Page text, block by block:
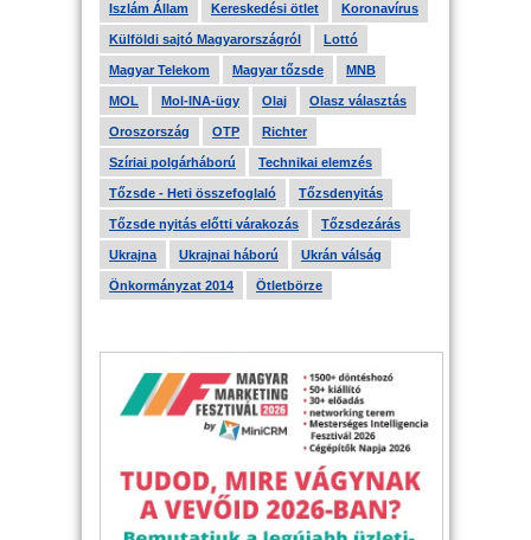
Iszlám Állam Kereskedési ötlet Koronavírus
Külföldi sajtó Magyarországról Lottó
Magyar Telekom Magyar tőzsde MNB
MOL Mol-INA-ügy Olaj Olasz választás
Oroszország OTP Richter
Szíriai polgárháború Technikai elemzés
Tőzsde - Heti összefoglaló Tőzsdenyitás
Tőzsde nyitás előtti várakozás Tőzsdezárás
Ukrajna Ukrajnai háború Ukrán válság
Önkormányzat 2014 Ötletbörze